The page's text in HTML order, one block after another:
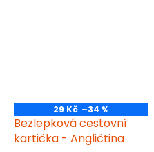
29 Kč –34 %
Bezlepková cestovní
kartička - Angličtina